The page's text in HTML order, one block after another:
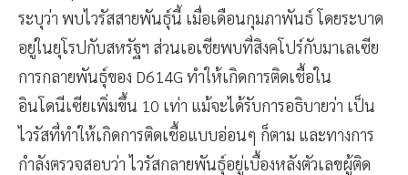
ระบุว่า พบไวรัสสายพันธุ์นี้ เมื่อเดือนกุมภาพันธ์ โดยระบาด
อยู่ในยุโรปกับสหรัฐฯ ส่วนเอเชียพบที่สิงคโปร์กับมาเลเซีย
การกลายพันธุ์ของ D614G ทำให้เกิดการติดเชื้อใน
อินโดนีเซียเพิ่มขึ้น 10 เท่า แม้จะได้รับการอธิบายว่า เป็น
ไวรัสที่ทำให้เกิดการติดเชื้อแบบอ่อนๆ ก็ตาม และทางการ
กำลังตรวจสอบว่า ไวรัสกลายพันธุ์อยู่เบื้องหลังตัวเลขผู้ติด